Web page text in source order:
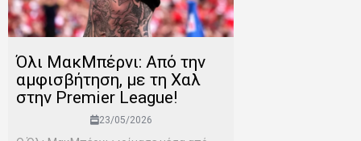
Όλι ΜακΜπέρνι: Aπό την
αμφισβήτηση, με τη Χαλ
στην Premier League!
23/05/2026